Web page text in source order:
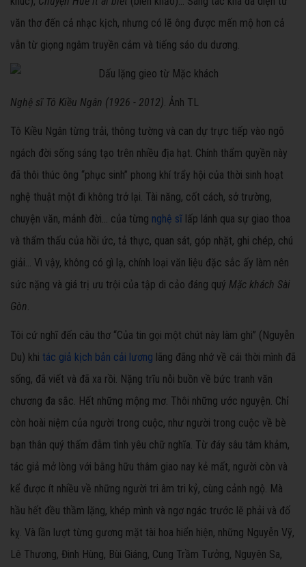
văn thơ đến cả nhạc kịch, nhưng có lẽ ông được mến mộ hơn cả
vẫn từ giọng ngâm truyền cảm và tiếng sáo du dương.
Nghệ sĩ Tô Kiều Ngân (1926 - 2012). Ảnh TL
Tô Kiều Ngân từng trải, thông tường và can dự trực tiếp vào ngõ
ngách đời sống sáng tạo trên nhiều địa hạt. Chính thẩm quyền này
đã thôi thúc ông “phục sinh” phong khí trẩy hội của thời sinh hoạt
nghệ thuật một đi không trở lại. Tài năng, cốt cách, sở trường,
chuyện văn, mảnh đời... của từng nghệ sĩ lấp lánh qua sự giao thoa
và thẩm thấu của hồi ức, tả thực, quan sát, góp nhặt, ghi chép, chú
giải... Vì vậy, không có gì lạ, chính loại văn liệu đặc sắc ấy làm nên
sức nặng và giá trị ưu trội của tập di cảo đáng quý Mặc khách Sài
Gòn.
Tôi cứ nghĩ đến câu thơ “Của tin gọi một chút này làm ghi” (Nguyễn
Du) khi tác giả kịch bản cải lương lãng đãng nhớ về cái thời mình đã
sống, đã viết và đã xa rồi. Nặng trĩu nỗi buồn về bức tranh văn
chương đa sắc. Hết những mộng mơ. Thôi những ước nguyện. Chỉ
còn hoài niệm của người trong cuộc, như người trong cuộc về bè
bạn thân quý thấm đẫm tình yêu chữ nghĩa. Từ đáy sâu tâm khảm,
tác giả mở lòng với bằng hữu thâm giao nay kẻ mất, người còn và
kể được ít nhiều về những người tri âm tri kỷ, cùng cảnh ngộ. Mà
hầu hết đều thầm lặng, khép mình và ngơ ngác trước lẽ phải và đố
kỵ. Và lần lượt từng gương mặt tài hoa hiển hiện, những Nguyễn Vỹ,
Lê Thương, Đinh Hùng, Bùi Giáng, Cung Trầm Tưởng, Nguyên Sa,